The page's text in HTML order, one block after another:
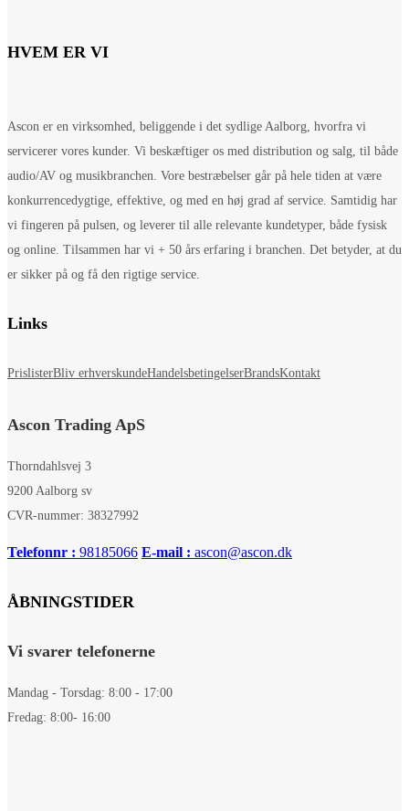
HVEM ER VI
Ascon er en virksomhed, beliggende i det sydlige Aalborg, hvorfra vi
servicerer vores kunder. Vi beskæftiger os med distribution og salg, til både
audio/AV og musikbranchen. Vore bestræbelser går på hele tiden at være
konkurrencedygtige, effektive, og med en høj grad af service. Samtidig har
vi fingeren på pulsen, og leverer til alle relevante kundetyper, både fysisk
og online. Tilsammen har vi + 50 års erfaring i branchen. Det betyder, at du
er sikker på og få den rigtige service.
Links
PrislisterBliv erhverskundeHandelsbetingelserBrandsKontakt
Ascon Trading ApS
Thorndahlsvej 3
9200 Aalborg sv
CVR-nummer: 38327992
Telefonnr : 98185066 E-mail : ascon@ascon.dk
ÅBNINGSTIDER
Vi svarer telefonerne
Mandag - Torsdag: 8:00 - 17:00
Fredag: 8:00- 16:00